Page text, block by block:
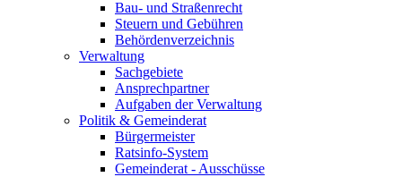
Bau- und Straßenrecht
Steuern und Gebühren
Behördenverzeichnis
Verwaltung
Sachgebiete
Ansprechpartner
Aufgaben der Verwaltung
Politik & Gemeinderat
Bürgermeister
Ratsinfo-System
Gemeinderat - Ausschüsse